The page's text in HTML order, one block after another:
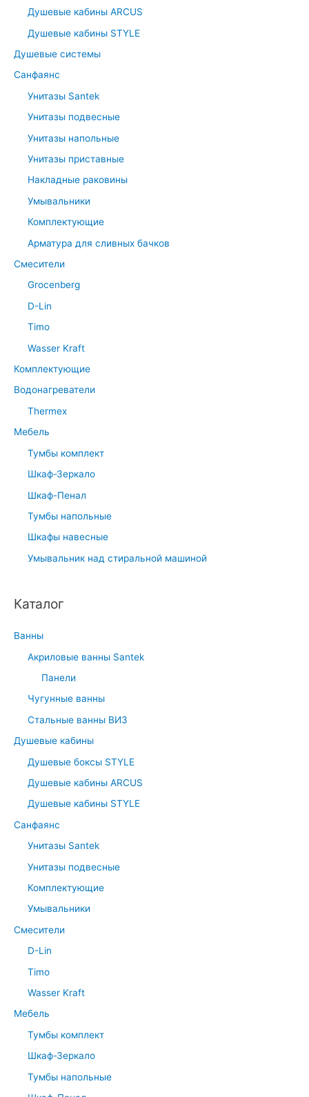
Душевые кабины ARCUS
Душевые кабины STYLE
Душевые системы
Санфаянс
Унитазы Santek
Унитазы подвесные
Унитазы напольные
Унитазы приставные
Накладные раковины
Умывальники
Комплектующие
Арматура для сливных бачков
Смесители
Grocenberg
D-Lin
Timo
Wasser Kraft
Комплектующие
Водонагреватели
Thermex
Мебель
Тумбы комплект
Шкаф-Зеркало
Шкаф-Пенал
Тумбы напольные
Шкафы навесные
Умывальник над стиральной машиной
Каталог
Ванны
Акриловые ванны Santek
Панели
Чугунные ванны
Стальные ванны ВИЗ
Душевые кабины
Душевые боксы STYLE
Душевые кабины ARCUS
Душевые кабины STYLE
Санфаянс
Унитазы Santek
Унитазы подвесные
Комплектующие
Умывальники
Смесители
D-Lin
Timo
Wasser Kraft
Мебель
Тумбы комплект
Шкаф-Зеркало
Тумбы напольные